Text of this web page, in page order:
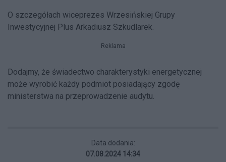
O szczegółach wiceprezes Wrzesińskiej Grupy
Inwestycyjnej Plus Arkadiusz Szkudlarek.
Reklama
Dodajmy, że świadectwo charakterystyki energetycznej
może wyrobić każdy podmiot posiadający zgodę
ministerstwa na przeprowadzenie audytu.
Data dodania:
07.08.2024 14:34